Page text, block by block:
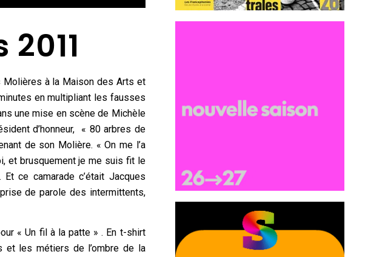
à la Maison des Arts et
en multipliant les fausses
une mise en scène de Michèle
d’honneur, « 80 arbres de
de son Molière. « On me l’a
et brusquement je me suis fit le
ce camarade c’était Jacques
de parole des intermittents,
« Un fil à la patte » . En t-shirt
et les métiers de l’ombre de la